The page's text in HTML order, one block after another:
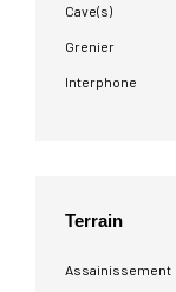
Cave(s)
Grenier
Interphone
Terrain
Assainissement